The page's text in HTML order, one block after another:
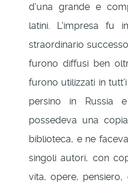
d'una grande e
latini. L'impresa fu
straordinario
furono diffusi ben
furono utilizzati in
persino in Russia
possedeva una
biblioteca, e ne
singoli autori, con
vita, opere,